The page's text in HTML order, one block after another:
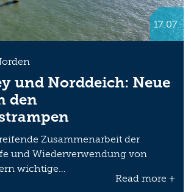
17.07.
und Norddeich: Neue
den
Zusammenarbeit der
und Wiederverwendung von
wichtige…
Read more +